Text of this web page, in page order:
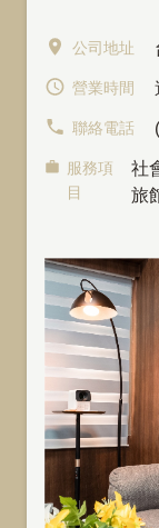
公司地址
營業時間
聯絡電話
服務項
目
社
旅